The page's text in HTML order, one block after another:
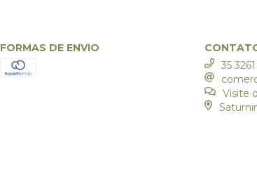
FORMAS DE ENVIO
35
Visite